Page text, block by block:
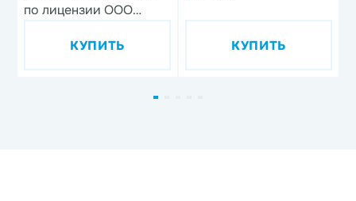
по лицензии ООО
дизайн 1, 3 предмета,
фарфор
КУПИТЬ КУПИТЬ